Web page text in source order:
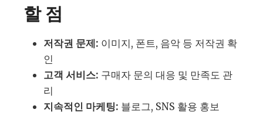
할 점
저작권 문제: 이미지, 폰트, 음악 등 저작권 확
인
고객 서비스: 구매자 문의 대응 및 만족도 관
리
지속적인 마케팅: 블로그, SNS 활용 홍보